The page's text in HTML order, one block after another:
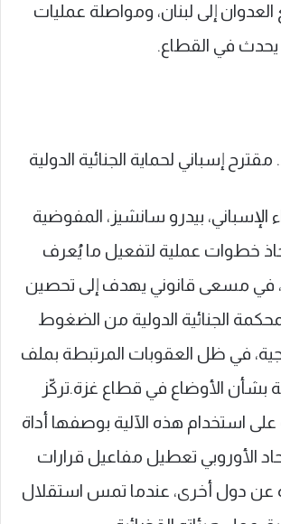
العدوان إلى لبنان، ومواصلة عمليات
يحدث في القطاع.
الإسباني، بيدرو سانشيز، المفوضية
خطوات عملية لتفعيل ما يُعرف
في مسعى قانوني يهدف إلى تحصين
الجنائية الدولية من الضغوط
في ظل العقوبات المرتبطة بملف
بشأن الأوضاع في قطاع غزة.تركّز
على استخدام هذه الآلية بوصفها أداة
الأوروبي تعطيل مفاعيل قرارات
عن دول أخرى، عندما تمس استقلال